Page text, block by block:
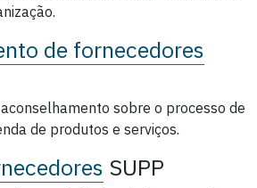
de fornecedores
sobre o processo de
de produtos e serviços.
SUPP